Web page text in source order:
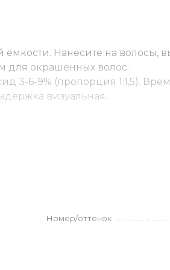
Нанесите на волосы,
для окрашенных волос.
3-6-9% (пропорция 1:1,5).
визуальная.
распределить
Номер/оттенок